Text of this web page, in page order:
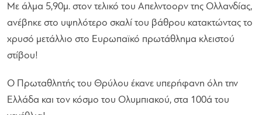
Με άλμα 5,90μ. στον τελικό του Απελντοορν της Ολλανδίας,
ανέβηκε στο υψηλότερο σκαλί του βάθρου κατακτώντας το
χρυσό μετάλλιο στο Ευρωπαϊκό πρωτάθλημα κλειστού
στίβου!
Ο Πρωταθλητής του Θρύλου έκανε υπερήφανη όλη την
Ελλάδα και τον κόσμο του Ολυμπιακού, στα 100ά του